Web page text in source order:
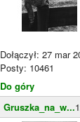
Dołączył: 27 mar
Posty: 10461
Do góry
Gruszka_na_w...